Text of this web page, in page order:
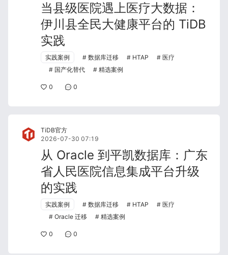
当县级医院遇上医疗大数据：
伊川县全民大健康平台的 TiDB
实践
实践案例 数据库迁移 HTAP
医疗
国产化替代
精选案例
0 0
TiDB官方
2026-07-30 07:19
从 Oracle 到平凯数据库：广东
省人民医院信息集成平台升级
的实践
实践案例 数据库迁移 HTAP
医疗
Oracle 迁移
精选案例
0 0